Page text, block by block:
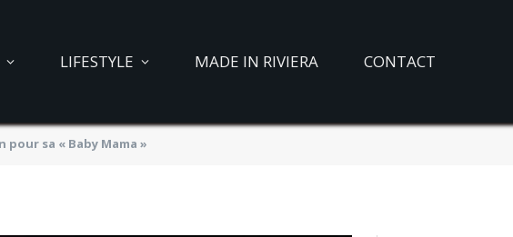
LIFESTYLE MADE IN RIVIERA CONTACT
pour sa « Baby Mama »
conviction pour sa